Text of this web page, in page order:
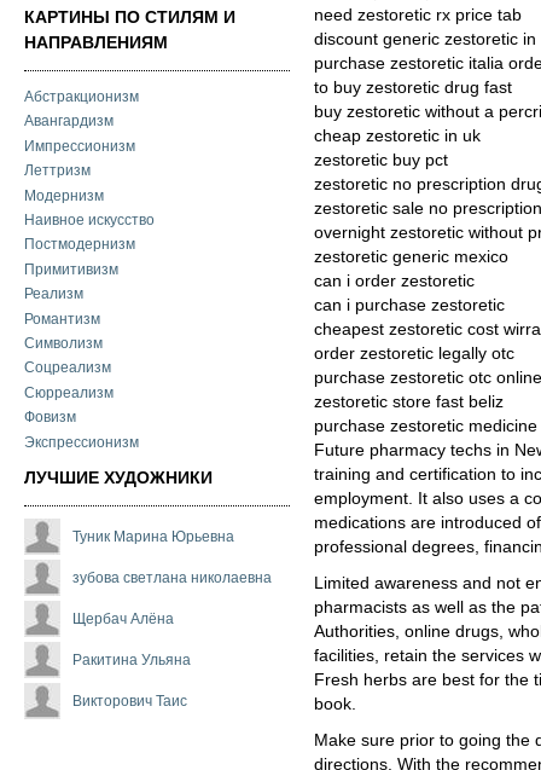
КАРТИНЫ ПО СТИЛЯМ И
НАПРАВЛЕНИЯМ
Абстракционизм
Авангардизм
Импрессионизм
Леттризм
Модернизм
Наивное искусство
Постмодернизм
Примитивизм
Реализм
Романтизм
Символизм
Соцреализм
Сюрреализм
Фовизм
Экспрессионизм
ЛУЧШИЕ ХУДОЖНИКИ
Туник Марина Юрьевна
зубова светлана николаевна
Щербач Алёна
Ракитина Ульяна
Викторович Таис
need zestoretic rx price tab
discount generic zestoretic
purchase zestoretic italia
to buy zestoretic drug fast
buy zestoretic without a
cheap zestoretic in uk
zestoretic buy pct
zestoretic no prescription
zestoretic sale no prescription
overnight zestoretic without
zestoretic generic mexico
can i order zestoretic
can i purchase zestoretic
cheapest zestoretic cost
order zestoretic legally otc
purchase zestoretic otc
zestoretic store fast beliz
purchase zestoretic medicine
Future pharmacy techs in
training and certification to
employment. It also uses a
medications are introduced
professional degrees,
Limited awareness and not
pharmacists as well as the
Authorities, online drugs,
facilities, retain the services
Fresh herbs are best for the
book.
Make sure prior to going the
directions. With the